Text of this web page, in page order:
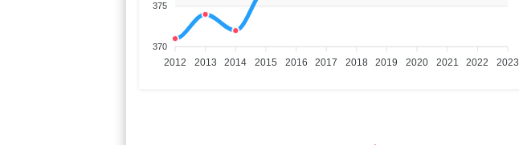
375
370
2012 2013 2014 2015 2016 2017 2018 2019 2020 2021 2022 2023